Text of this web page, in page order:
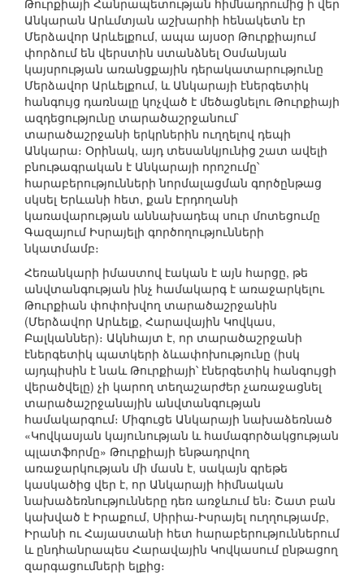
Թուրքիայի Հանրապետության հիմնադրումից ի վեր
Անկարան Արևմտյան աշխարհի հենակետն էր
Մերձավոր Արևելքում, ապա այսօր Թուրքիայում
փորձում են վերստին ստանձնել Օսմանյան
կայսրության առանցքային դերակատարությունը
Մերձավոր Արևելքում, և Անկարայի էներգետիկ
հանգույց դառնալը կոչված է մեծացնելու Թուրքիայի
ազդեցությունը տարածաշրջանում`
տարածաշրջանի երկրներին ուղղելով դեպի
Անկարա։ Օրինակ, այդ տեսանկյունից շատ ավելի
բնութագրական է Անկարայի որոշումը՝
հարաբերությունների նորմալացման գործընթաց
սկսել Երևանի հետ, քան Էրդողանի
կառավարության աննախադեպ սուր մոտեցումը
Գազայում Իսրայելի գործողությունների
նկատմամբ։
Հեռանկարի իմաստով էական է այն հարցը, թե
անվտանգության ինչ համակարգ է առաջարկելու
Թուրքիան փոփոխվող տարածաշրջանին
(Մերձավոր Արևելք, Հարավային Կովկաս,
Բալկաններ)։ Ակնհայտ է, որ տարածաշրջանի
էներգետիկ պատկերի ձևափոխությունը (իսկ
այդպիսին է նաև Թուրքիայի՝ էներգետիկ հանգույցի
վերածվելը) չի կարող տեղաշարժեր չառաջացնել
տարածաշրջանային անվտանգության
համակարգում։ Միգուցե Անկարայի նախաձեռնած
«Կովկասյան կայունության և համագործակցության
պլատֆորմը» Թուրքիայի ենթադրվող
առաջարկության մի մասն է, սակայն գրեթե
կասկածից վեր է, որ Անկարայի հիմնական
նախաձեռնությունները դեռ առջևում են։ Շատ բան
կախված է Իրաքում, Սիրիա-Իսրայել ուղղությամբ,
Իրանի ու Հայաստանի հետ հարաբերություններում
և ընդհանրապես Հարավային Կովկասում ընթացող
զարգացումների ելքից։